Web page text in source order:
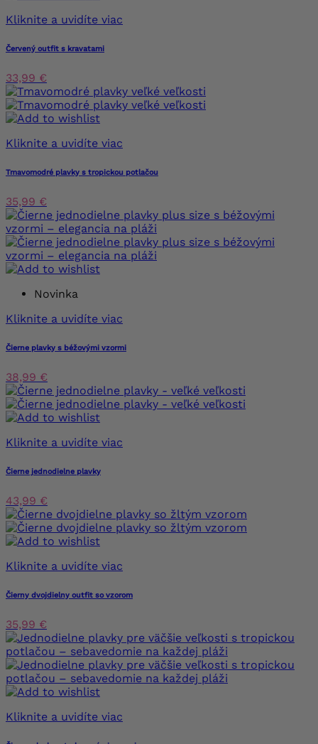
Kliknite a uvidíte viac
Červený outfit s kravatami
33,99 €
Kliknite a uvidíte viac
Tmavomodré plavky s tropickou potlačou
35,99 €
Novinka
Kliknite a uvidíte viac
Čierne plavky s béžovými vzormi
38,99 €
Kliknite a uvidíte viac
Čierne jednodielne plavky
43,99 €
Kliknite a uvidíte viac
Čierny dvojdielny outfit so vzorom
35,99 €
Kliknite a uvidíte viac